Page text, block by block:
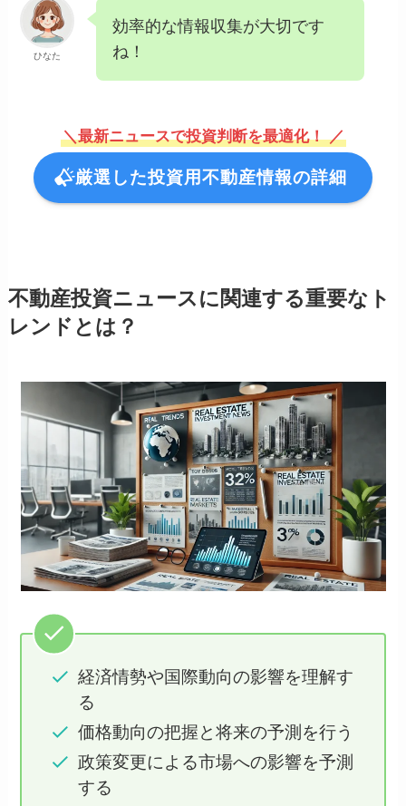
ひなた
効率的な情報収集が大切です
ね！
＼最新ニュースで投資判断を最適化！ ／
厳選した投資用不動産情報の詳細
不動産投資ニュースに関連する重要なト
レンドとは？
経済情勢や国際動向の影響を理解す
る
価格動向の把握と将来の予測を行う
政策変更による市場への影響を予測
する